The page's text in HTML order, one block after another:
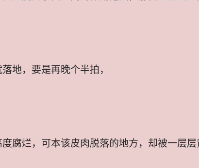
地，要是再晚个半拍，
腐烂，可本该皮肉脱落的地方，却被一层层